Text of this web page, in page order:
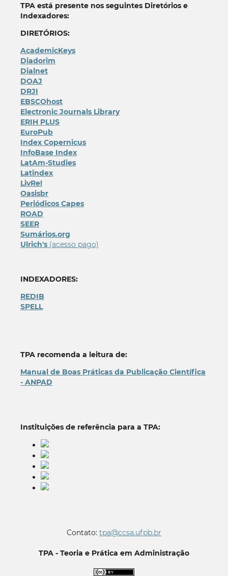
TPA está presente nos seguintes Diretórios e
Indexadores:
DIRETÓRIOS:
AcademicKeys
Diadorim
Dialnet
DOAJ
DRJI
EBSCOhost
Electronic Journals Library
ERIH PLUS
EuroPub
Index Copernicus
InfoBase Index
LatAm-Studies
Latindex
LivRe!
Oasisbr
Periódicos Capes
ROAD
SEER
Sumários.org
Ulrich's(acesso pago)
INDEXADORES:
REDIB
SPELL
TPA recomenda a leitura de:
Manual de Boas Práticas da Publicação Científica
- ANPAD
Instituições de referência para a TPA:
Contato: tpa@ccsa.ufpb.br
TPA - Teoria e Prática em Administração